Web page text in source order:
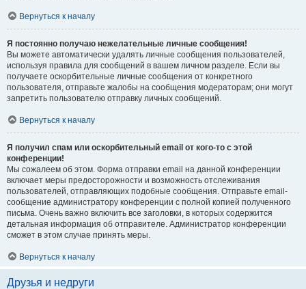
Вернуться к началу
Я постоянно получаю нежелательные личные сообщения!
Вы можете автоматически удалять личные сообщения пользователей,
используя правила для сообщений в вашем личном разделе. Если вы
получаете оскорбительные личные сообщения от конкретного
пользователя, отправьте жалобы на сообщения модераторам; они могут
запретить пользователю отправку личных сообщений.
Вернуться к началу
Я получил спам или оскорбительный email от кого-то с этой
конференции!
Мы сожалеем об этом. Форма отправки email на данной конференции
включает меры предосторожности и возможность отслеживания
пользователей, отправляющих подобные сообщения. Отправьте email-
сообщение администратору конференции с полной копией полученного
письма. Очень важно включить все заголовки, в которых содержится
детальная информация об отправителе. Администратор конференции
сможет в этом случае принять меры.
Вернуться к началу
Друзья и недруги